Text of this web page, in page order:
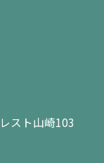
スト山崎103